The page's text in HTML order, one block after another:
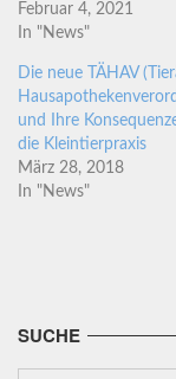
Februar 4, 2021
In "News"
Die neue TÄHAV
und Ihre
die Kleintierpraxis
März 28, 2018
In "News"
SUCHE